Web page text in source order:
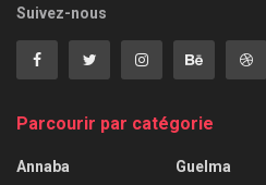
Suivez-nous
Parcourir par catégorie
Annaba
Guelma